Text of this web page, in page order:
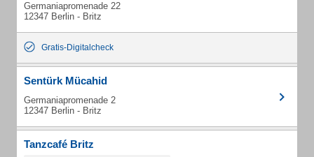
Germaniapromenade 22
12347 Berlin - Britz
Gratis-Digitalcheck
Sentürk Mücahid
Germaniapromenade 2
12347 Berlin - Britz
Tanzcafé Britz